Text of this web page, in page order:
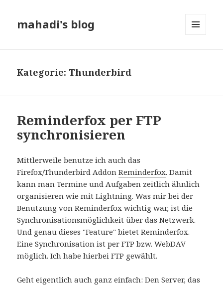
mahadi's blog
Kategorie: Thunderbird
Reminderfox per FTP
synchronisieren
Mittlerweile benutze ich auch das
Firefox/Thunderbird AddonReminderfox. Damit
kann man Termine und Aufgaben zeitlich ähnlich
organisieren wie mit Lightning. Was mir bei der
Benutzung von Reminderfox wichtig war, ist die
Synchronisationsmöglichkeit über das Netzwerk.
Und genau dieses "Feature" bietet Reminderfox.
Eine Synchronisation ist per FTP bzw. WebDAV
möglich. Ich habe hierbei FTP gewählt.
Geht eigentlich auch ganz einfach: Den Server, das